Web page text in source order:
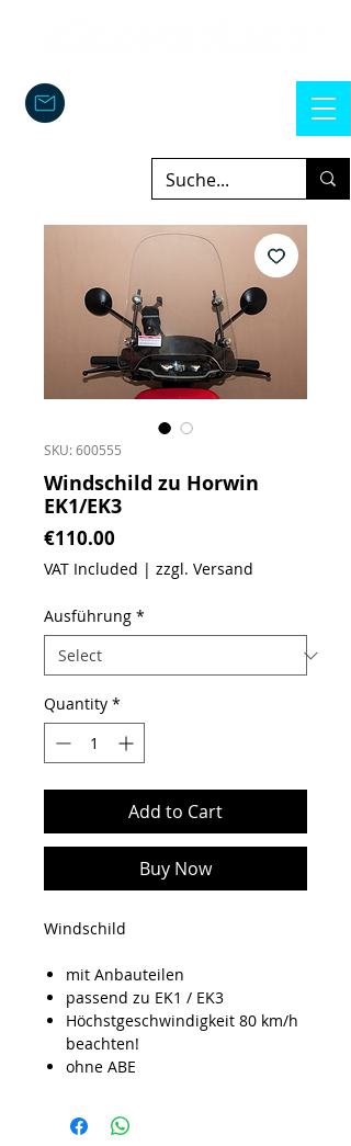
SKU: 600555
Windschild zu Horwin
EK1/EK3
€110.00
VAT Included | zzgl. Versand
Ausführung *
Quantity *
Add to Cart
Buy Now
Windschild
mit Anbauteilen
passend zu EK1 / EK3
Höchstgeschwindigkeit 80 km/h
beachten!
ohne ABE